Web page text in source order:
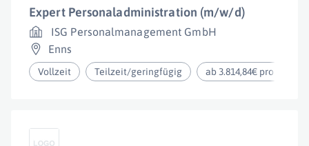
Expert Personaladministration (m/w/d)
ISG Personalmanagement GmbH
Enns
Vollzeit Teilzeit/geringfügig ab 3.814,84€ pro Monat